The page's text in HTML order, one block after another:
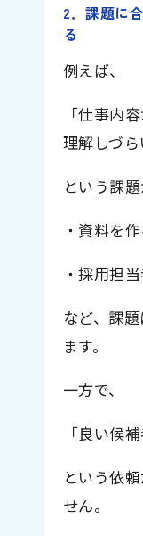
2．課題に
る
例えば、
「仕事内
理解しづら
という課題
・資料を
・採用担
など、課
ます。
一方で、
「良い候
という依
せん。